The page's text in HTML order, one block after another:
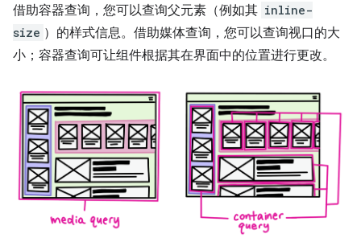
借助容器查询，您可以查询父元素（例如其 inline-
size ）的样式信息。借助媒体查询，您可以查询视口的大
小；容器查询可让组件根据其在界面中的位置进行更改。